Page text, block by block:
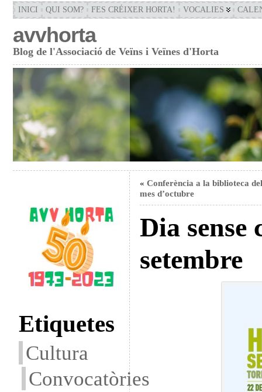
INICI QUI SOM? FES CRÉIXER HORTA! VOCALIES
avvhorta
Blog de l'Associació de Veïns i Veïnes d'Horta
Etiquetes
Cultura
Convocatòries
« Conferència a la biblioteca del
mes d’octubre
Dia sense
setembre